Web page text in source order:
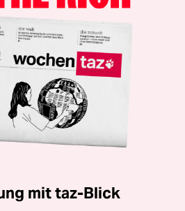
mit taz-Blick